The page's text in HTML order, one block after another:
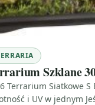
Szklane
Terrarium Siatkowe S
i UV w jednym